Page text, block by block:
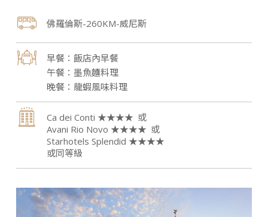
佛羅倫斯-260KM-威尼斯
飯店內早餐
墨魚麵料理
龍蝦風味料理
Ca dei Conti ★★★★
Avani Rio Novo ★★★★
Starhotels Splendid ★★★★
或同等級